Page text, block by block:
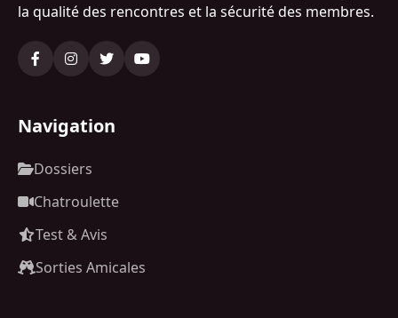
la qualité des rencontres et la sécurité des membres.
Navigation
Dossiers
Chatroulette
Test & Avis
Sorties Amicales